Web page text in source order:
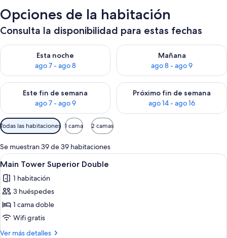
Opciones de la habitación
Consulta la disponibilidad para estas fechas
Esta noche
ago 7 - ago 8
Consulta la disponibilidad para esta noche, ago 7 - ago 8
Mañana
ago 8 - ago 9
Consulta la disponibilidad
Este fin de semana
ago 7 - ago 9
Consulta la disponibilidad para este fin de semana, ago 7 -
Próximo fin de semana
ago 14 - ago 16
Consulta la disponibilidad
Filtros
disponibles
para
las
habitaciones
Todas las habitaciones 1 cama 2 camas
Se muestran 39 de 39 habitaciones
Abrir
todas
las
fotos
de
Main
Tower
Habitación de hotel con una cama
3
Main Tower Superior Double
1 habitación
3 huéspedes
1 cama doble
Wifi gratis
Ver más detalles
Más